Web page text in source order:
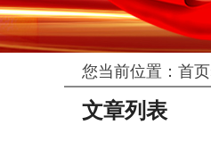
您当前位置： 首页
文章列表